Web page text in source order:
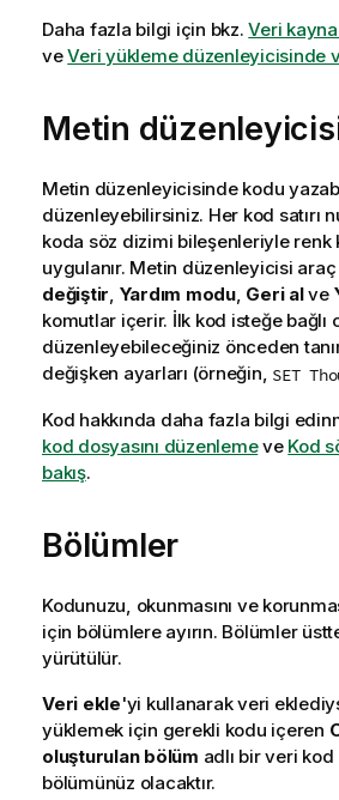
Daha fazla bilgi için bkz.Veri
veVeri yükleme düzenleyicisinde
Metin
Metin düzenleyicisinde kodu
düzenleyebilirsiniz. Her kod satırı
koda söz dizimi bileşenleriyle renk
uygulanır. Metin düzenleyicisi
değiştir, Yardım modu, Geri alve
komutlar içerir. İlk kod isteğe bağlı
düzenleyebileceğiniz önceden
değişken ayarları (örneğin, SET
Kod hakkında daha fazla bilgi
kod dosyasını düzenlemeve Kod
bakış.
Bölümler
Kodunuzu, okunmasını ve
için bölümlere ayırın. Bölümler
yürütülür.
Veri ekle'yi kullanarak veri
yüklemek için gerekli kodu içeren
oluşturulan bölüm adlı bir veri kod
bölümünüz olacaktır.